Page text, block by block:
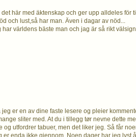
här med äktenskap och ger upp alldeles för
och lust,så har man. Även i dagar av nöd...
har världens bäste man och jag är så rikt
er en av dine faste lesere og pleier
sliter med. At du i tillegg tør nevne dette
og utfordrer tabuer, men det liker jeg. Så får
er enda ikke gjennom. Noen dager har jeg lyst